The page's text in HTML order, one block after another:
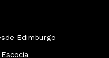
Edimburgo